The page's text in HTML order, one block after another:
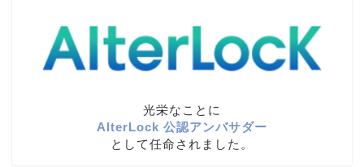
光栄なことに
AlterLock 公認アンバサダー
として任命されました。